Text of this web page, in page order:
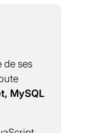
de ses
MySQL